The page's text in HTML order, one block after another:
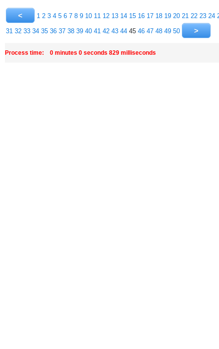
1 2 3 4 5 6 7 8 9 10 11 12 13 14 15 16 17 18 19 20 21 22 23 24
31 32 33 34 35 36 37 38 39 40 41 42 43 44 45 46 47 48 49 50
Process time: 0 minutes 0 seconds 829 milliseconds